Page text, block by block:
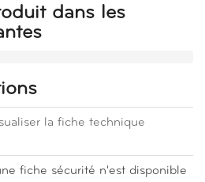
dans les
la fiche technique
fiche sécurité n'est disponible